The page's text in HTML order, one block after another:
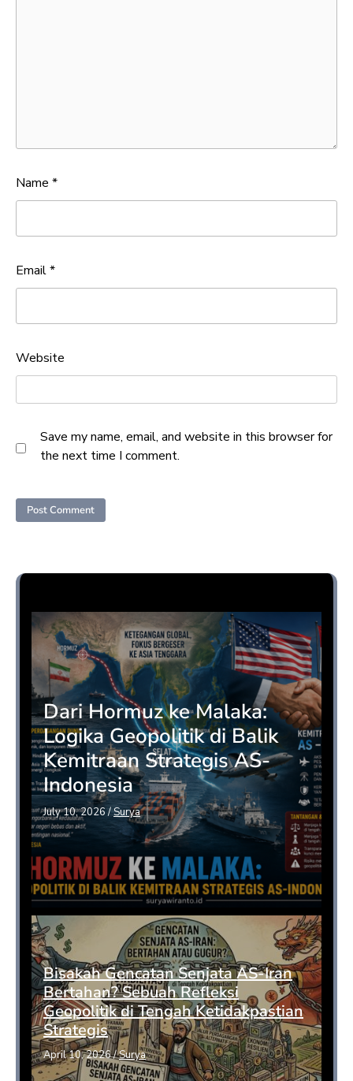
Name *
Email*
Website
Save my name, email, and website in this browser for
the next time I comment.
Dari Hormuz ke Malaka:
Logika Geopolitik di Balik
Kemitraan Strategis AS-
Indonesia
July 10, 2026/Surya
Bisakah Gencatan Senjata AS-Iran
Bertahan? Sebuah Refleksi
Geopolitik di Tengah Ketidakpastian
Strategis
April 10, 2026/Surya